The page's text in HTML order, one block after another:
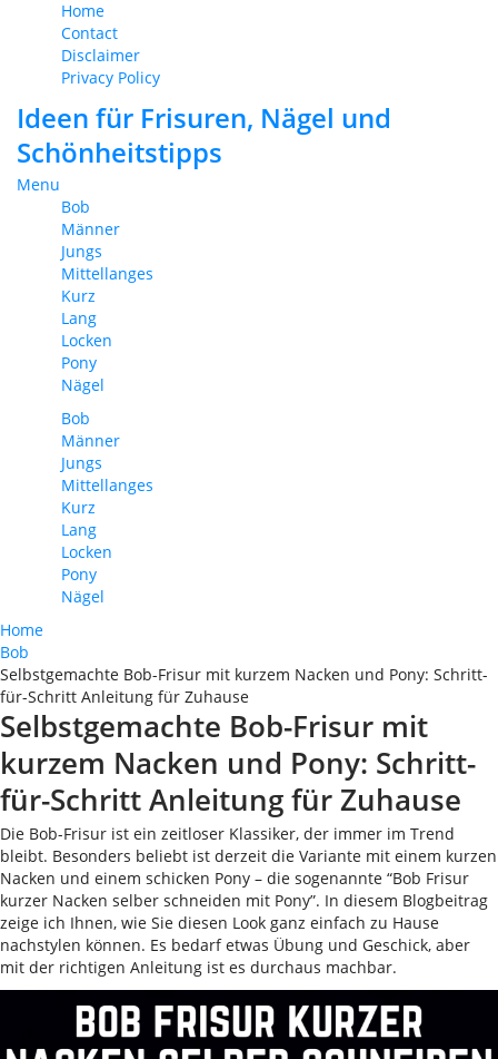
Home
Contact
Disclaimer
Privacy Policy
Ideen für Frisuren, Nägel und
Schönheitstipps
Menu
Bob
Männer
Jungs
Mittellanges
Kurz
Lang
Locken
Pony
Nägel
Bob
Männer
Jungs
Mittellanges
Kurz
Lang
Locken
Pony
Nägel
Home
Bob
Selbstgemachte Bob-Frisur mit kurzem Nacken und Pony: Schritt-
für-Schritt Anleitung für Zuhause
Selbstgemachte Bob-Frisur mit
kurzem Nacken und Pony: Schritt-
für-Schritt Anleitung für Zuhause
Die Bob-Frisur ist ein zeitloser Klassiker, der immer im Trend
bleibt. Besonders beliebt ist derzeit die Variante mit einem kurzen
Nacken und einem schicken Pony – die sogenannte “Bob Frisur
kurzer Nacken selber schneiden mit Pony”. In diesem Blogbeitrag
zeige ich Ihnen, wie Sie diesen Look ganz einfach zu Hause
nachstylen können. Es bedarf etwas Übung und Geschick, aber
mit der richtigen Anleitung ist es durchaus machbar.